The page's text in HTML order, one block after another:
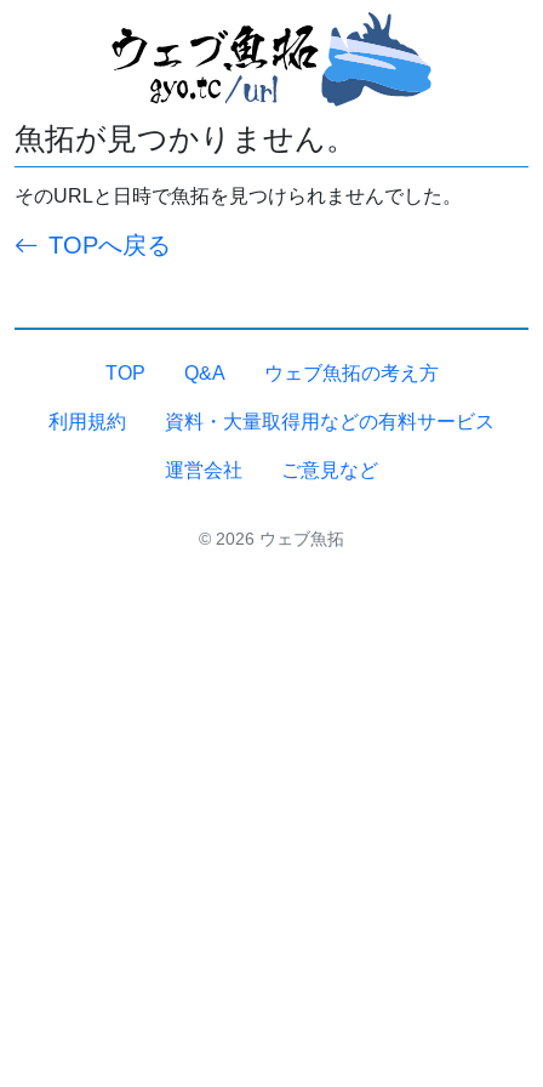
魚拓が見つかりません。
そのURLと日時で魚拓を見つけられませんでした。
TOPへ戻る
TOP Q&A ウェブ魚拓の考え方
利用規約 資料・大量取得用などの有料サービス
運営会社 ご意見など
© 2026 ウェブ魚拓